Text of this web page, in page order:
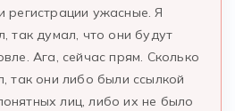
регистрации ужасные. Я
так думал, что они будут
Ага, сейчас прям. Сколько
так они либо были ссылкой
лиц, либо их не было